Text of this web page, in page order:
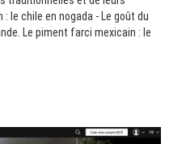
le chile en nogada - Le goût du
Le piment farci mexicain : le